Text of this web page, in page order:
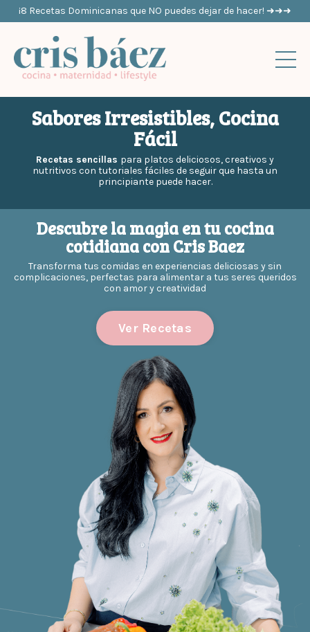
¡8 Recetas Dominicanas que NO puedes dejar de hacer! ➜➜➜
Sabores Irresistibles, Cocina
Fácil
Recetas sencillas para platos deliciosos, creativos y
nutritivos con tutoriales fáciles de seguir que hasta un
principiante puede hacer.
Descubre la magia en tu cocina
cotidiana con Cris Baez
Transforma tus comidas en experiencias deliciosas y sin
complicaciones, perfectas para alimentar a tus seres queridos
con amor y creatividad
Ver Recetas